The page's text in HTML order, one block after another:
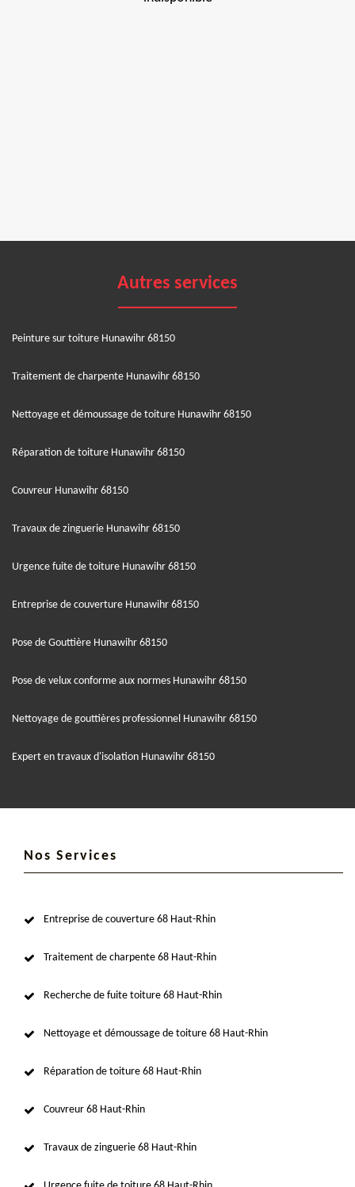
Autres services
Peinture sur toiture Hunawihr 68150
Traitement de charpente Hunawihr 68150
Nettoyage et démoussage de toiture Hunawihr 68150
Réparation de toiture Hunawihr 68150
Couvreur Hunawihr 68150
Travaux de zinguerie Hunawihr 68150
Urgence fuite de toiture Hunawihr 68150
Entreprise de couverture Hunawihr 68150
Pose de Gouttière Hunawihr 68150
Pose de velux conforme aux normes Hunawihr 68150
Nettoyage de gouttières professionnel Hunawihr 68150
Expert en travaux d'isolation Hunawihr 68150
Nos Services
Entreprise de couverture 68 Haut-Rhin
Traitement de charpente 68 Haut-Rhin
Recherche de fuite toiture 68 Haut-Rhin
Nettoyage et démoussage de toiture 68 Haut-Rhin
Réparation de toiture 68 Haut-Rhin
Couvreur 68 Haut-Rhin
Travaux de zinguerie 68 Haut-Rhin